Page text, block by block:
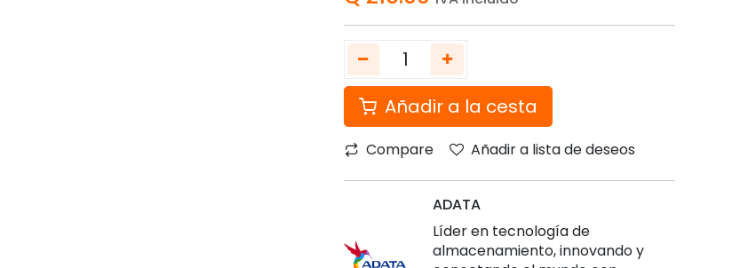
Añadir a la cesta
Compare Añadir a lista de deseos
ADATA
Líder en tecnología de
almacenamiento, innovando y